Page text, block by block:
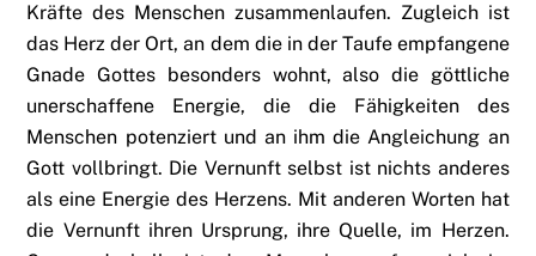
Kräfte des Menschen zusammenlaufen. Zugleich ist
das Herz der Ort, an dem die in der Taufe empfangene
Gnade Gottes besonders wohnt, also die göttliche
unerschaffene Energie, die die Fähigkeiten des
Menschen potenziert und an ihm die Angleichung an
Gott vollbringt. Die Vernunft selbst ist nichts anderes
als eine Energie des Herzens. Mit anderen Worten hat
die Vernunft ihren Ursprung, ihre Quelle, im Herzen.